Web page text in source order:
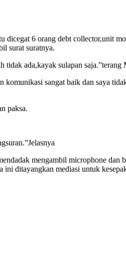
6 orang debt collector,unit
surat suratnya.
ada,kayak sulapan saja.”terang
komunikasi sangat baik dan saya
paksa.
mengambil microphone dan
ini ditayangkan mediasi untuk